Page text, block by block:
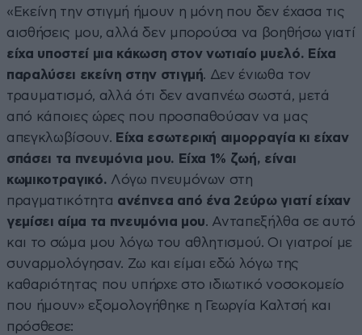
«Εκείνη την στιγμή ήμουν η μόνη που δεν έχασα τις
αισθήσεις μου, αλλά δεν μπορούσα να βοηθήσω γιατί
είχα υποστεί μια κάκωση στον νωτιαίο μυελό. Είχα
παραλύσει εκείνη στην στιγμή. Δεν ένιωθα τον
τραυματισμό, αλλά ότι δεν αναπνέω σωστά, μετά
από κάποιες ώρες που προσπαθούσαν να μας
απεγκλωβίσουν. Είχα εσωτερική αιμορραγία κι είχαν
σπάσει τα πνευμόνια μου. Είχα 1% ζωή, είναι
κωμικοτραγικό. Λόγω πνευμόνων στη
πραγματικότητα ανέπνεα από ένα 2εύρω γιατί είχαν
γεμίσει αίμα τα πνευμόνια μου. Ανταπεξήλθα σε αυτό
και το σώμα μου λόγω του αθλητισμού. Οι γιατροί με
συναρμολόγησαν. Ζω και είμαι εδώ λόγω της
καθαριότητας που υπήρχε στο ιδιωτικό νοσοκομείο
που ήμουν» εξομολογήθηκε η Γεωργία Καλτσή και
πρόσθεσε: